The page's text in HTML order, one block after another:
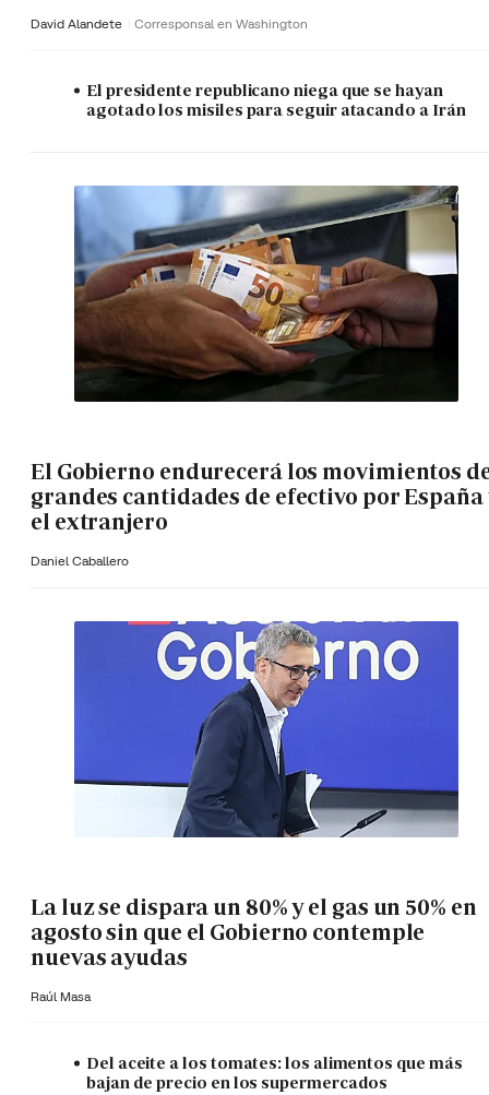
David Alandete Corresponsal en Washington
El presidente republicano niega que se hayan
agotado los misiles para seguir atacando a Irán
El Gobierno endurecerá los movimientos
grandes cantidades de efectivo por España
el extranjero
Daniel Caballero
La luz se dispara un 80% y el gas un 50% en
agosto sin que el Gobierno contemple
nuevas ayudas
Raúl Masa
Del aceite a los tomates: los alimentos que más
bajan de precio en los supermercados